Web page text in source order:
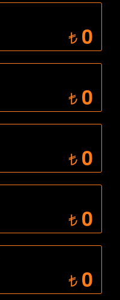
0
0
0
0
0